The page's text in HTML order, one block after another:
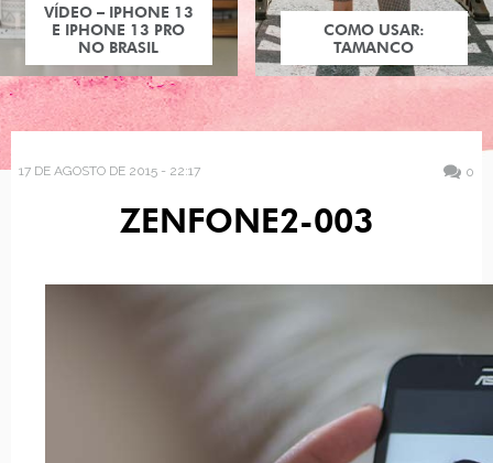
VÍDEO – IPHONE 13
E IPHONE 13 PRO
NO BRASIL
COMO USAR:
TAMANCO
17 DE AGOSTO DE 2015 - 22:17 0
ZENFONE2-003